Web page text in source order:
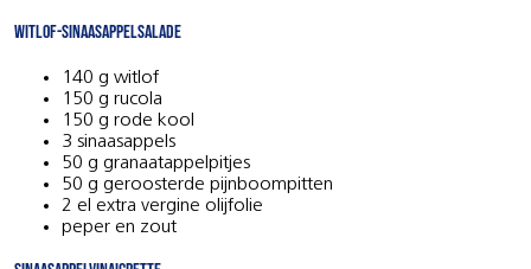
Witlof-sinaasappelsalade
140 g witlof
150 g rucola
150 g rode kool
3 sinaasappels
50 g granaatappelpitjes
50 g geroosterde pijnboompitten
2 el extra vergine olijfolie
peper en zout